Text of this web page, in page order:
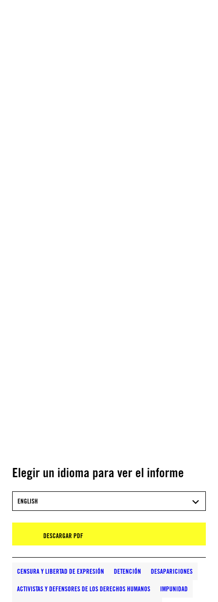
Elegir un idioma para ver el informe
ENGLISH
DESCARGAR PDF
CENSURA Y LIBERTAD DE EXPRESIÓN DETENCIÓN DESAPARICIONES
ACTIVISTAS Y DEFENSORES DE LOS DERECHOS HUMANOS IMPUNIDAD